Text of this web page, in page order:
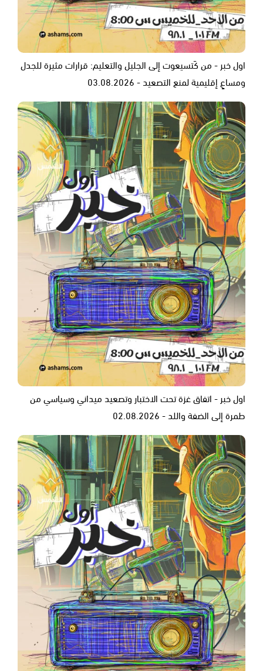
اول خبر - من كَتسيعوت إلى الجليل والتعليم: قرارات مثيرة للجدل
ومساعٍ إقليمية لمنع التصعيد - 03.08.2026
اول خبر - اتفاق غزة تحت الاختبار وتصعيد ميداني وسياسي من
طمرة إلى الضفة واللد - 02.08.2026